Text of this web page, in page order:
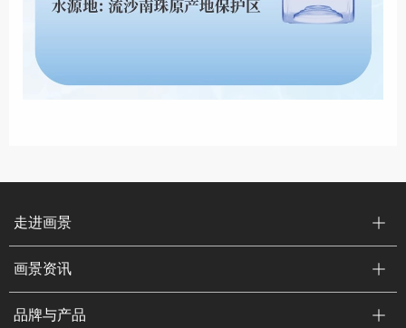
走进画景
画景资讯
品牌与产品